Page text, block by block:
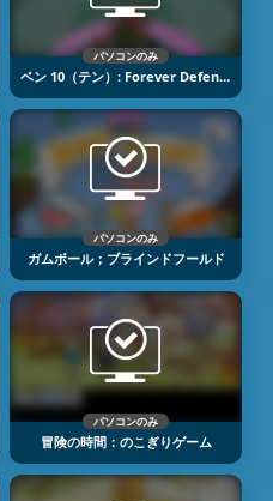
パソコンのみ
ベン 10（テン）: Forever Defense
パソコンのみ
ガムボール；ブラインドフールド
パソコンのみ
冒険の時間：のこぎりゲーム